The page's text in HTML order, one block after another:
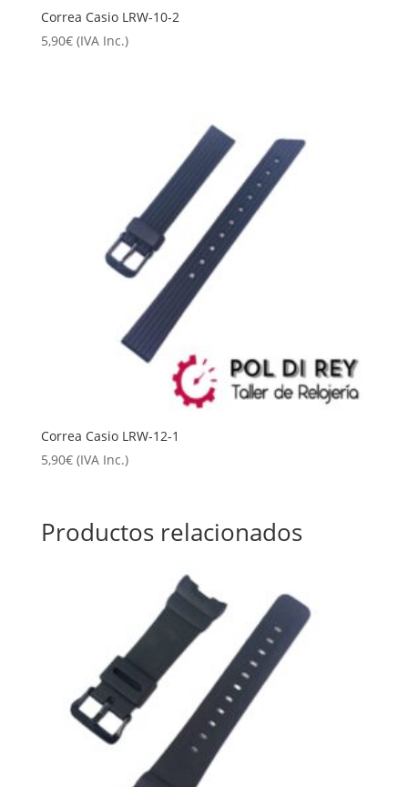
Correa Casio LRW-10-2
5,90€ (IVA Inc.)
Correa Casio LRW-12-1
5,90€ (IVA Inc.)
Productos relacionados